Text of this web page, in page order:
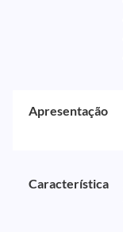
Apresentação
Característica